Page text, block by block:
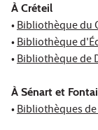
À Créteil
•Bibliothèque du
•Bibliothèque
•Bibliothèque de
À Sénart et
•Bibliothèques